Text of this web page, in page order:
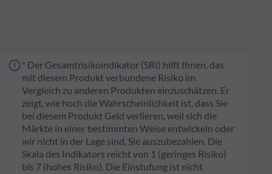
* Der Gesamtrisikoindikator (SRI) hilft Ihnen, das
mit diesem Produkt verbundene Risiko im
Vergleich zu anderen Produkten einzuschätzen. Er
zeigt, wie hoch die Wahrscheinlichkeit ist, dass Sie
bei diesem Produkt Geld verlieren, weil sich die
Märkte in einer bestimmten Weise entwickeln oder
wir nicht in der Lage sind, Sie auszubezahlen. Die
Skala des Indikators reicht von 1 (geringes Risiko)
bis 7 (hohes Risiko). Die Einstufung ist nicht